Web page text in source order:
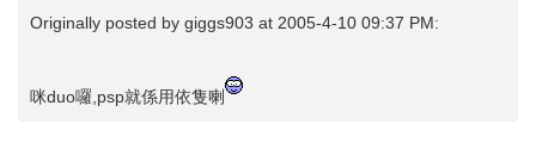
Originally posted by giggs903 at 2005-4-10 09:37 PM:
咪duo囉,psp就係用依隻喇